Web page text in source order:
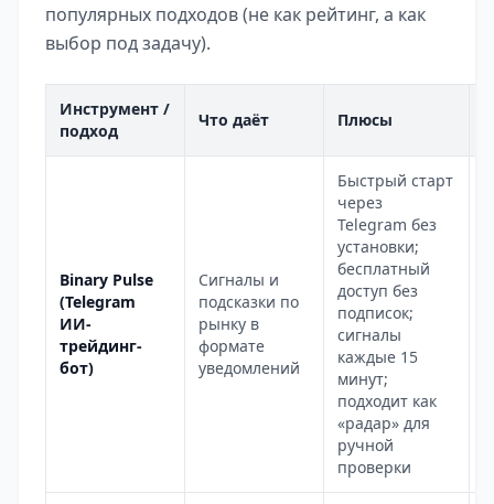
популярных подходов (не как рейтинг, а как
выбор под задачу).
Инструмент /
подход
Что даёт Плюсы
Binary Pulse
(Telegram
ИИ-
трейдинг-
бот)
Сигналы и
подсказки по
рынку в
формате
уведомлений
Быстрый старт
через
Telegram без
установки;
бесплатный
доступ без
подписок;
сигналы
каждые 15
минут;
подходит как
«радар» для
ручной
проверки